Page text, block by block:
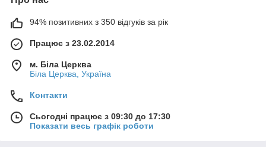
94% позитивних з 350 відгуків за рік
Працює з 23.02.2014
м. Біла Церква
Біла Церква, Україна
Контакти
Сьогодні працює з 09:30 до 17:30
Показати весь графік роботи